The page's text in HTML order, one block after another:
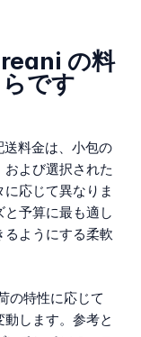
の料
です
料金は、小包の
よび選択された
応じて異なりま
予算に最も適し
ようにする柔軟
の特性に応じて
します。参考と